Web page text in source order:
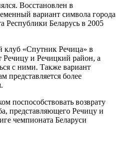
Восстановлен в
вариант символа города
Республики Беларусь в 2005
«Спутник Речица» в
Речицу и Речицкий район, а
с ними. Также вариант
представляется более
поспособствовать возврату
представляющего Речицу и
чемпионата Беларуси